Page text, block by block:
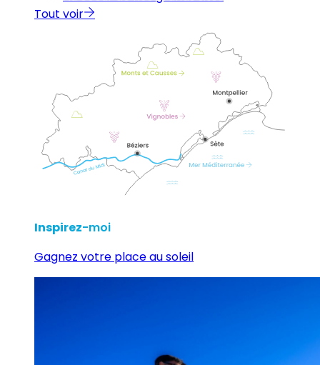
Tout voir
Inspirez-moi
Gagnez votre place au soleil